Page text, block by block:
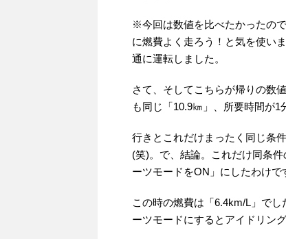
※今回は数値を比べたかったの
に燃費よく走ろう！と気を使い
通に運転しました。
さて、そしてこちらが帰りの数
も同じ「10.9㎞」、所要時間が1
行きとこれだけまったく同じ条
(笑)。で、結論。これだけ同条
ーツモードをON」にしたわけで
この時の燃費は「6.4km/L」で
ーツモードにするとアイドリン